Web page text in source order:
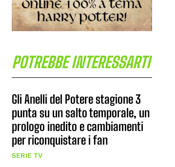
POTREBBE INTERESSARTI
Gli Anelli del Potere stagione 3
punta su un salto temporale, un
prologo inedito e cambiamenti
per riconquistare i fan
SERIE TV